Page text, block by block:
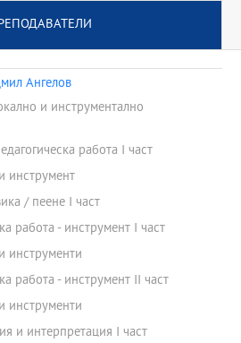
Ангелов
и инструментално
работа І част
инструмент
/ пеене I част
работа - инструмент I част
инструменти
работа - инструмент ІІ част
инструменти
и интерпретация I част